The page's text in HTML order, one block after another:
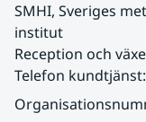
SMHI, Sveriges
institut
Reception och
Telefon